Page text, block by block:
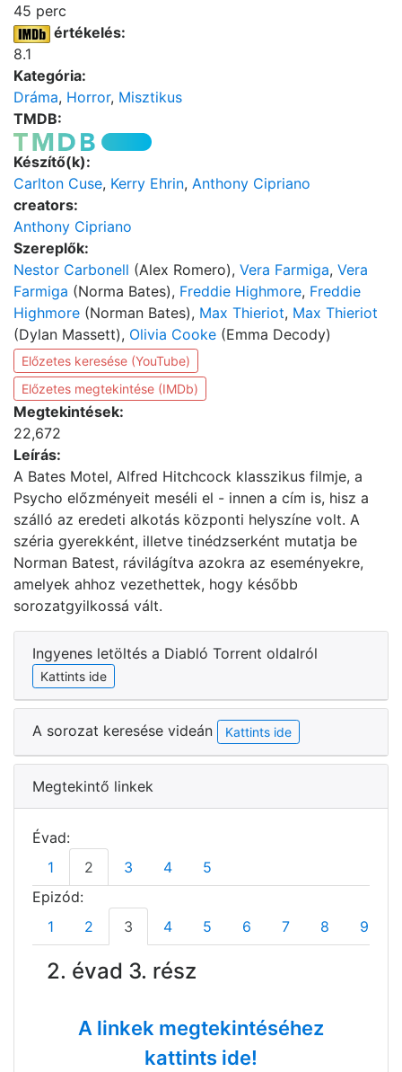
45 perc
értékelés:
8.1
Kategória:
Dráma, Horror, Misztikus
TMDB:
Készítő(k):
Carlton Cuse, Kerry Ehrin, Anthony Cipriano
creators:
Anthony Cipriano
Szereplők:
Nestor Carbonell (Alex Romero), Vera Farmiga, Vera
Farmiga (Norma Bates), Freddie Highmore, Freddie
Highmore (Norman Bates), Max Thieriot, Max Thieriot
(Dylan Massett), Olivia Cooke (Emma Decody)
Előzetes keresése (YouTube)
Előzetes megtekintése (IMDb)
Megtekintések:
22,672
Leírás:
A Bates Motel, Alfred Hitchcock klasszikus filmje, a
Psycho előzményeit meséli el - innen a cím is, hisz a
szálló az eredeti alkotás központi helyszíne volt. A
széria gyerekként, illetve tinédzserként mutatja be
Norman Batest, rávilágítva azokra az eseményekre,
amelyek ahhoz vezethettek, hogy később
sorozatgyilkossá vált.
Ingyenes letöltés a Diabló Torrent oldalról
Kattints ide
A sorozat keresése videán Kattints ide
Megtekintő linkek
Évad:
1
2 3 4
5
Epizód:
1
2 3 4 5 6 7 8 9
2. évad 3. rész
A linkek megtekintéséhez
kattints ide!